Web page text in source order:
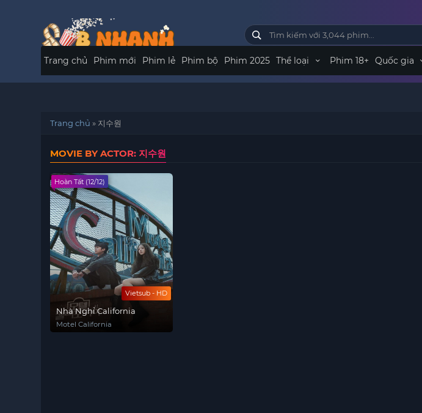
Trang chủ Phim mới Phim lẻ Phim bộ Phim 2025 Thể loại Phim 18+ Quốc gia
Trang chủ » 지수원
MOVIE BY ACTOR: 지수원
Vietsub - HD
Hoàn Tất (12/12)
Nhà Nghỉ California
Motel California